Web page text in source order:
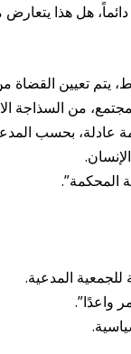
هل هذا
يتم تعيين القضاة
من السذاجة
عادلة، بحسب
المحكمة”.